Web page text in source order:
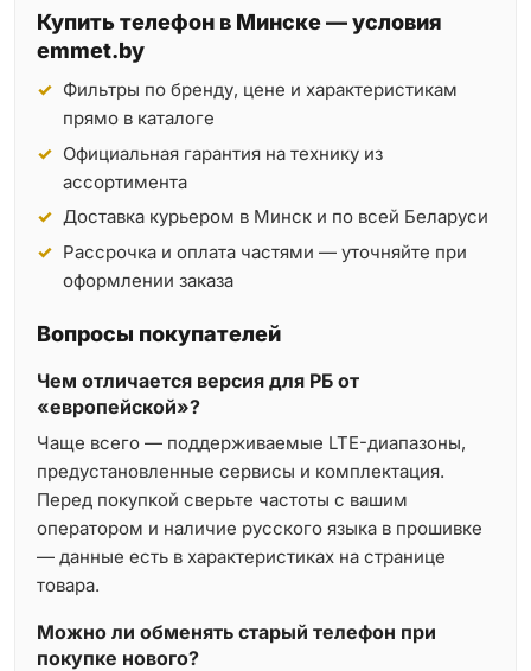
Купить телефон в Минске — условия
emmet.by
Фильтры по бренду, цене и характеристикам
прямо в каталоге
Официальная гарантия на технику из
ассортимента
Доставка курьером в Минск и по всей Беларуси
Рассрочка и оплата частями — уточняйте при
оформлении заказа
Вопросы покупателей
Чем отличается версия для РБ от
«европейской»?
Чаще всего — поддерживаемые LTE-диапазоны,
предустановленные сервисы и комплектация.
Перед покупкой сверьте частоты с вашим
оператором и наличие русского языка в прошивке
— данные есть в характеристиках на странице
товара.
Можно ли обменять старый телефон при
покупке нового?